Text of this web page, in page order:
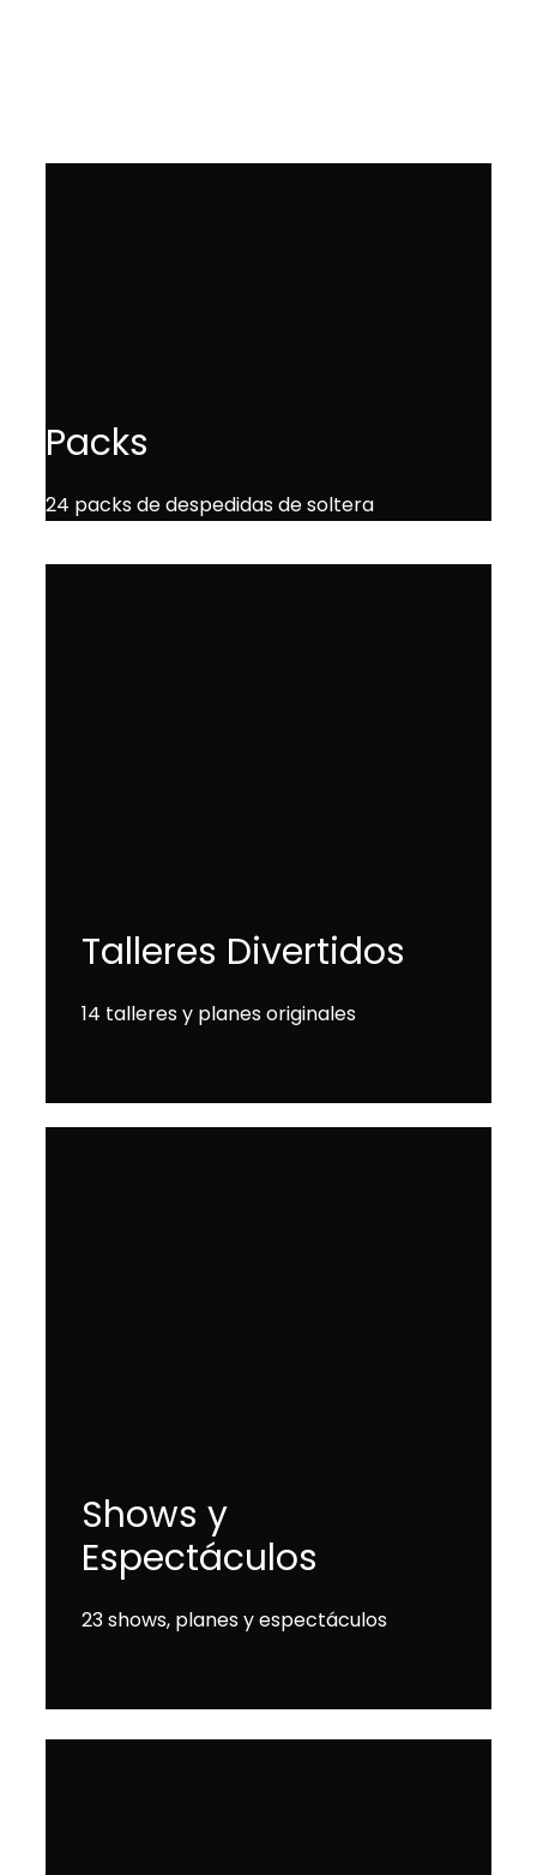
Packs
24 packs de despedidas de soltera
Talleres Divertidos
14 talleres y planes originales
Shows y
Espectáculos
23 shows, planes y espectáculos